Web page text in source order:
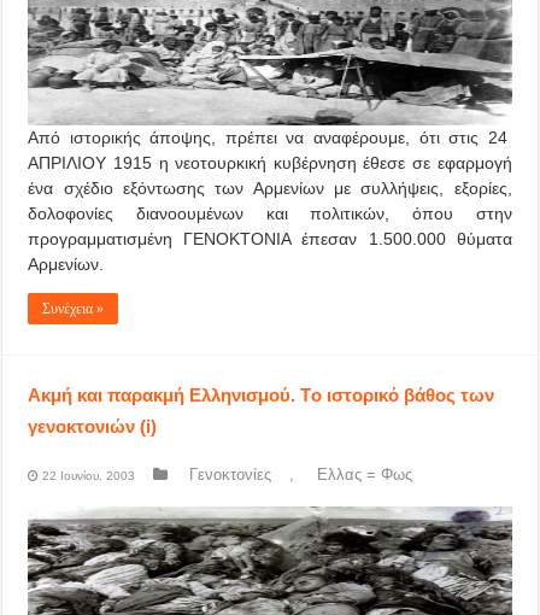
Από ιστορικής άποψης, πρέπει να αναφέρουμε, ότι στις 24
ΑΠΡΙΛΙΟΥ 1915 η νεοτουρκική κυβέρνηση έθεσε σε εφαρμογή
ένα σχέδιο εξόντωσης των Αρμενίων με συλλήψεις, εξορίες,
δολοφονίες διανοουμένων και πολιτικών, όπου στην
προγραμματισμένη ΓΕΝΟΚΤΟΝΙΑ έπεσαν 1.500.000 θύματα
Αρμενίων.
Συνέχεια »
Ακμή και παρακμή Ελληνισμού. Tο ιστορικό βάθος των
γενοκτονιών (i)
22 Ιουνίου, 2003 Γενοκτονίες , Ελλας = Φως